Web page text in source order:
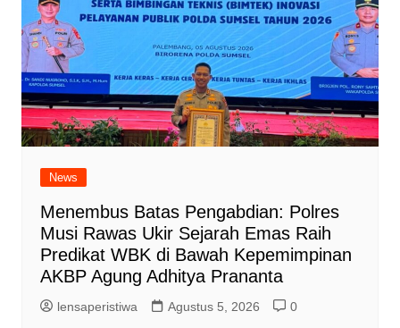
News
Menembus Batas Pengabdian: Polres
Musi Rawas Ukir Sejarah Emas Raih
Predikat WBK di Bawah Kepemimpinan
AKBP Agung Adhitya Prananta
lensaperistiwa Agustus 5, 2026 0